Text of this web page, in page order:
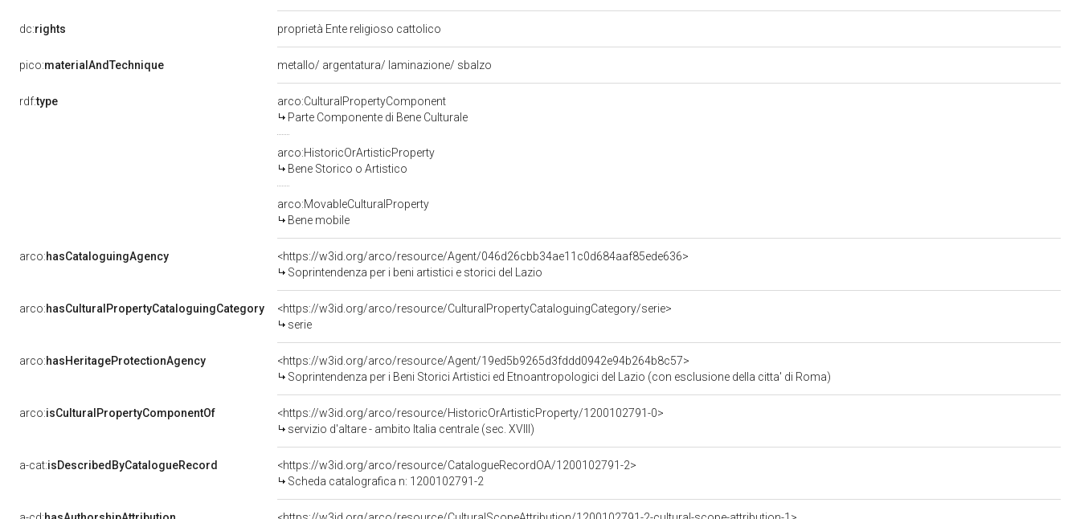
dc:rights proprietà Ente religioso cattolico
pico:materialAndTechnique metallo/ argentatura/ laminazione/ sbalzo
rdf:type
arco:CulturalPropertyComponent
Parte Componente di Bene Culturale
arco:HistoricOrArtisticProperty
Bene Storico o Artistico
arco:MovableCulturalProperty
Bene mobile
arco:hasCataloguingAgency
<https://w3id.org/arco/resource/Agent/046d26cbb34ae11c0d684aaf85ede636>
Soprintendenza per i beni artistici e storici del Lazio
arco:hasCulturalPropertyCataloguingCategory
<https://w3id.org/arco/resource/CulturalPropertyCataloguingCategory/serie>
serie
arco:hasHeritageProtectionAgency
<https://w3id.org/arco/resource/Agent/19ed5b9265d3fddd0942e94b264b8c57>
Soprintendenza per i Beni Storici Artistici ed Etnoantropologici del Lazio (con esclusione della citta' di Roma)
arco:isCulturalPropertyComponentOf
<https://w3id.org/arco/resource/HistoricOrArtisticProperty/1200102791-0>
servizio d'altare - ambito Italia centrale (sec. XVIII)
a-cat:isDescribedByCatalogueRecord
<https://w3id.org/arco/resource/CatalogueRecordOA/1200102791-2>
Scheda catalografica n: 1200102791-2